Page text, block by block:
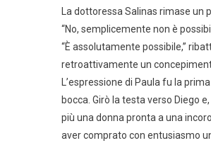
La dottoressa Salinas rimase un
“No, semplicemente non è
“È assolutamente possibile,”
retroattivamente un
L’espressione di Paula fu la
bocca. Girò la testa verso Diego
più una donna pronta a una
aver comprato con entusiasmo